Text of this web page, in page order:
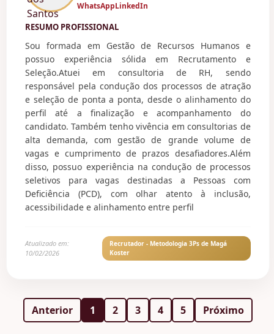
WhatsAppLinkedIn
RESUMO PROFISSIONAL
Sou formada em Gestão de Recursos Humanos e
possuo experiência sólida em Recrutamento e
Seleção.Atuei em consultoria de RH, sendo
responsável pela condução dos processos de atração
e seleção de ponta a ponta, desde o alinhamento do
perfil até a finalização e acompanhamento do
candidato. Também tenho vivência em consultorias de
alta demanda, com gestão de grande volume de
vagas e cumprimento de prazos desafiadores.Além
disso, possuo experiência na condução de processos
seletivos para vagas destinadas a Pessoas com
Deficiência (PCD), com olhar atento à inclusão,
acessibilidade e alinhamento entre perfil
Atualizado em:
10/02/2026
Recrutador - Metodologia 3Ps de Magá
Koster
Anterior 1 2 3 4 5 Próximo